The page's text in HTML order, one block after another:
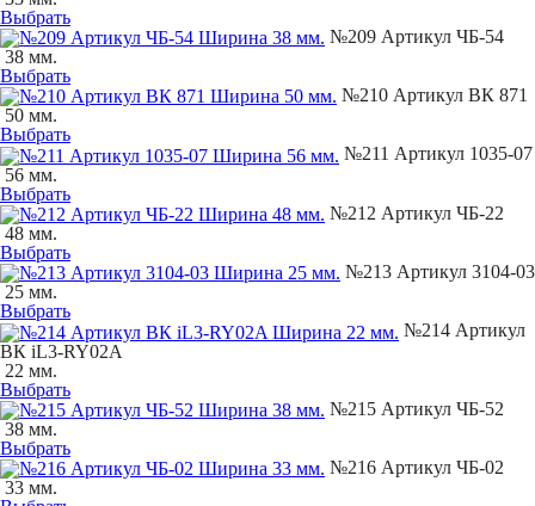
Выбрать
№209 Артикул ЧБ-54
38 мм.
Выбрать
№210 Артикул ВК 871
50 мм.
Выбрать
№211 Артикул 1035-07
56 мм.
Выбрать
№212 Артикул ЧБ-22
48 мм.
Выбрать
№213 Артикул 3104-03
25 мм.
Выбрать
№214 Артикул
ВК iL3-RY02A
22 мм.
Выбрать
№215 Артикул ЧБ-52
38 мм.
Выбрать
№216 Артикул ЧБ-02
33 мм.